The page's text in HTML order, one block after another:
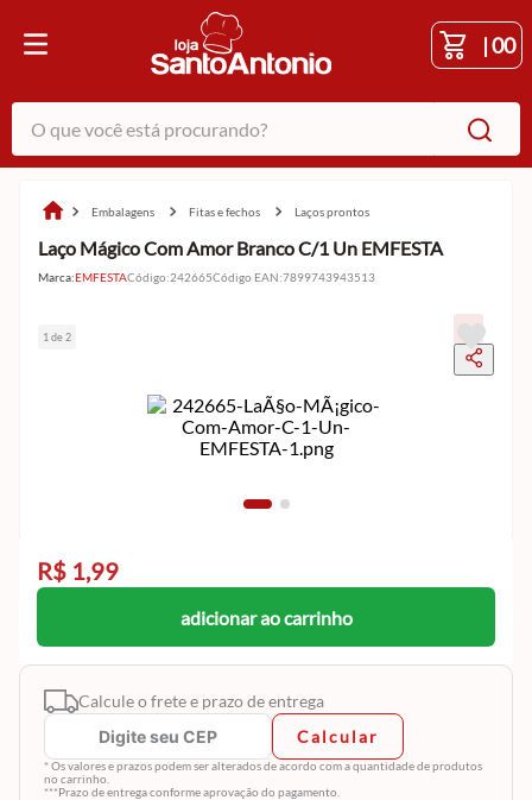
|00
O que você está procurando?
embalagens fitas e fechos laços prontos
Laço Mágico Com Amor Branco C/1 Un EMFESTA
Marca:EMFESTACódigo:242665Código EAN:7899743943513
1 de 2
R$ 1,99
adicionar ao carrinho
Calcule o frete e prazo de entrega
Calcular
* Os valores e prazos podem ser alterados de acordo com a quantidade de produtos
no carrinho.
***Prazo de entrega conforme aprovação do pagamento.